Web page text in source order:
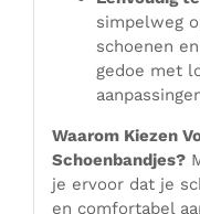
simpelweg
schoenen
gedoe met
Waarom Kiezen
Schoenbandjes?
je ervoor dat je
en comfortabel